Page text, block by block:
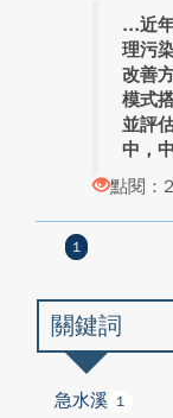
近
理污
改善
模式
並評
中，
點閱：
1
關鍵詞
急水溪 1